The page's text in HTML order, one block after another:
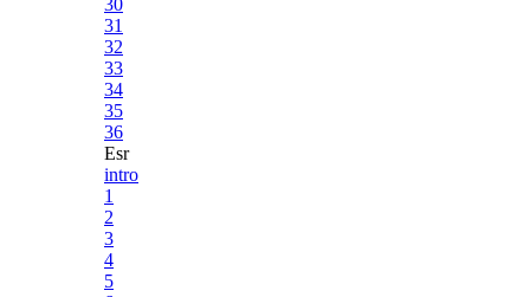
31
32
33
34
35
36
Esr
intro
1
2
3
4
5